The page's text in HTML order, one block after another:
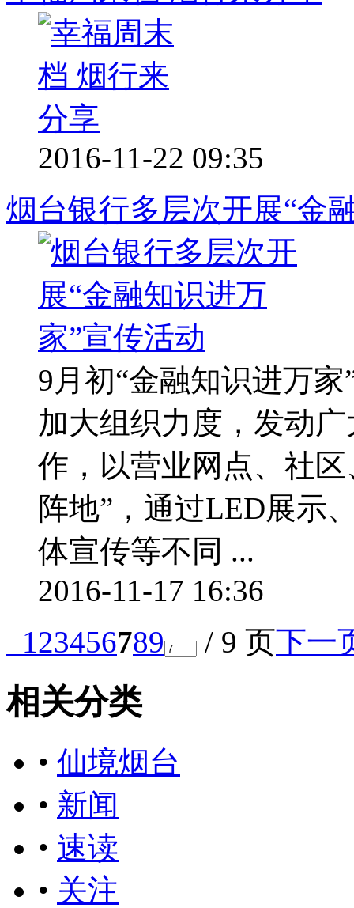
2016-11-22 09:35
烟台银行多层次开展“金
9月初“金融知识进万
加大组织力度，发动
作，以营业网点、社
阵地”，通过LED展示
体宣传等不同 ...
2016-11-17 16:36
123456789 / 9 页下一
相关分类
• 仙境烟台
• 新闻
• 速读
• 关注